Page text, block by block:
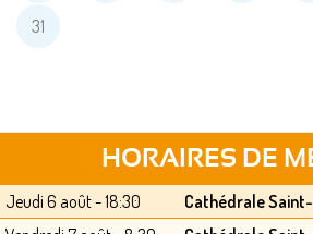
31
HORAIRES DE
Jeudi 6 août - 18:30 Cathédrale